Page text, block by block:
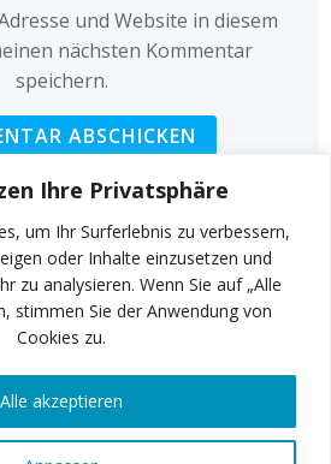
Ihre Privatsphäre
um Ihr Surferlebnis zu verbessern,
oder Inhalte einzusetzen und
zu analysieren. Wenn Sie auf „Alle
stimmen Sie der Anwendung von
Cookies zu.
Alle akzeptieren
und Website in diesem
nächsten Kommentar
speichern.
INSTAGRAM
FACEBOOK